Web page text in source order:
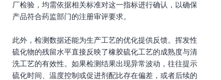
厂检验，均需依据相关标准对这一指标进行确认，以确保
产品符合药监部门的注册审评要求。
此外，检测数据还能为生产工艺的优化提供反馈。挥发性
硫化物的残留水平直接反映了橡胶硫化工艺的成熟度与清
洗工艺的有效性。如果检测结果出现异常波动，往往提示
硫化时间、温度控制或促进剂配比存在偏差，或者后续的